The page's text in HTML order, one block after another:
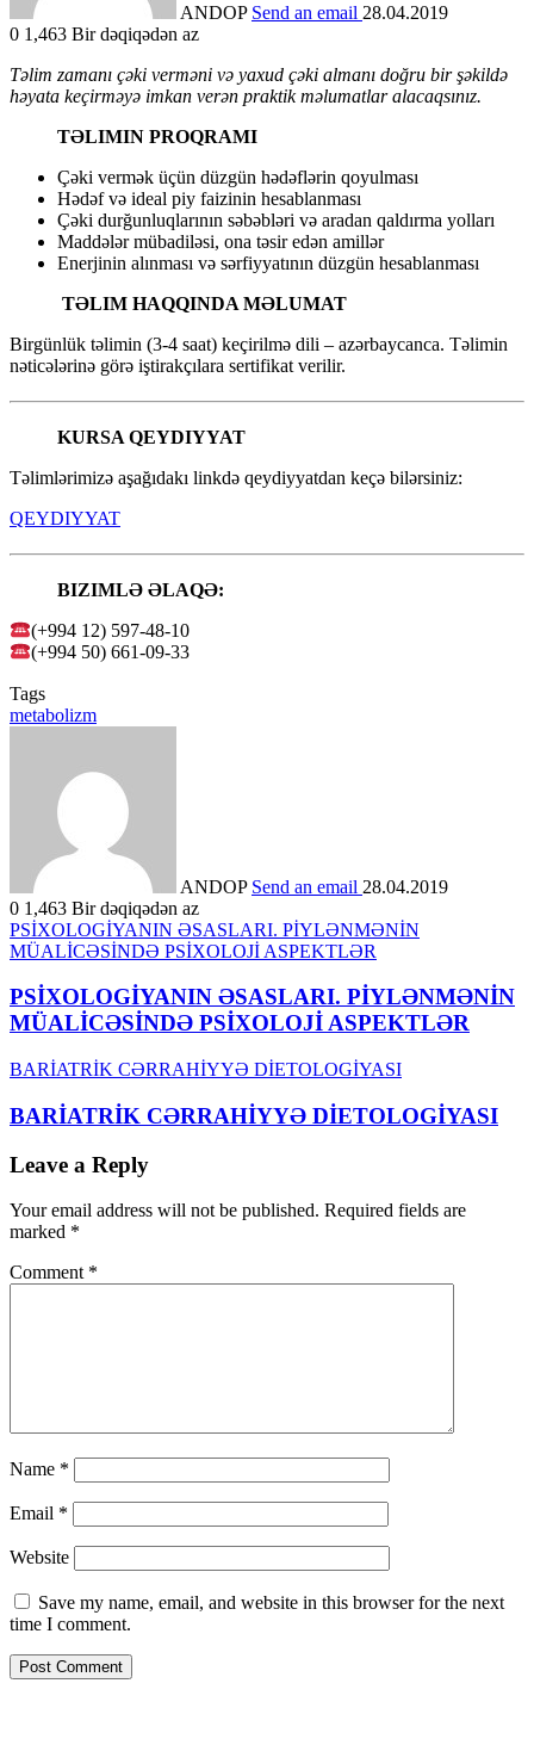
ANDOP Send an email 28.04.2019
0 1,463 Bir dəqiqədən az
Təlim zamanı çəki verməni və yaxud çəki almanı doğru bir şəkildə
həyata keçirməyə imkan verən praktik məlumatlar alacaqsınız.
TƏLIMIN PROQRAMI
Çəki vermək üçün düzgün hədəflərin qoyulması
Hədəf və ideal piy faizinin hesablanması
Çəki durğunluqlarının səbəbləri və aradan qaldırma yolları
Maddələr mübadiləsi, ona təsir edən amillər
Enerjinin alınması və sərfiyyatının düzgün hesablanması
TƏLIM HAQQINDA MƏLUMAT
Birgünlük təlimin (3-4 saat) keçirilmə dili – azərbaycanca. Təlimin
nəticələrinə görə iştirakçılara sertifikat verilir.
KURSA QEYDIYYAT
Təlimlərimizə aşağıdakı linkdə qeydiyyatdan keçə bilərsiniz:
QEYDIYYAT
BIZIMLƏ ƏLAQƏ:
(+994 12) 597-48-10
(+994 50) 661-09-33
Tags
metabolizm
ANDOP Send an email 28.04.2019
0 1,463 Bir dəqiqədən az
PSİXOLOGİYANIN ƏSASLARI. PİYLƏNMƏNİN
MÜALİCƏSİNDƏ PSİXOLOJİ ASPEKTLƏR
PSİXOLOGİYANIN ƏSASLARI. PİYLƏNMƏNİN
MÜALİCƏSİNDƏ PSİXOLOJİ ASPEKTLƏR
BARİATRİK CƏRRAHİYYƏ DİETOLOGİYASI
BARİATRİK CƏRRAHİYYƏ DİETOLOGİYASI
Leave a Reply
Your email address will not be published. Required fields are
marked *
Comment *
Name *
Email *
Website
Save my name, email, and website in this browser for the next
time I comment.